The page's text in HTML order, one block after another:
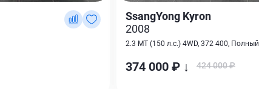
SsangYong Kyron
2008
2.3 MT (150 л.с.) 4WD, 372 400, Полный
374 000 ₽ ↓ 424 000 ₽